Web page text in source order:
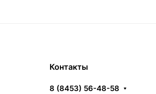
Контакты
8 (8453) 56-48-58